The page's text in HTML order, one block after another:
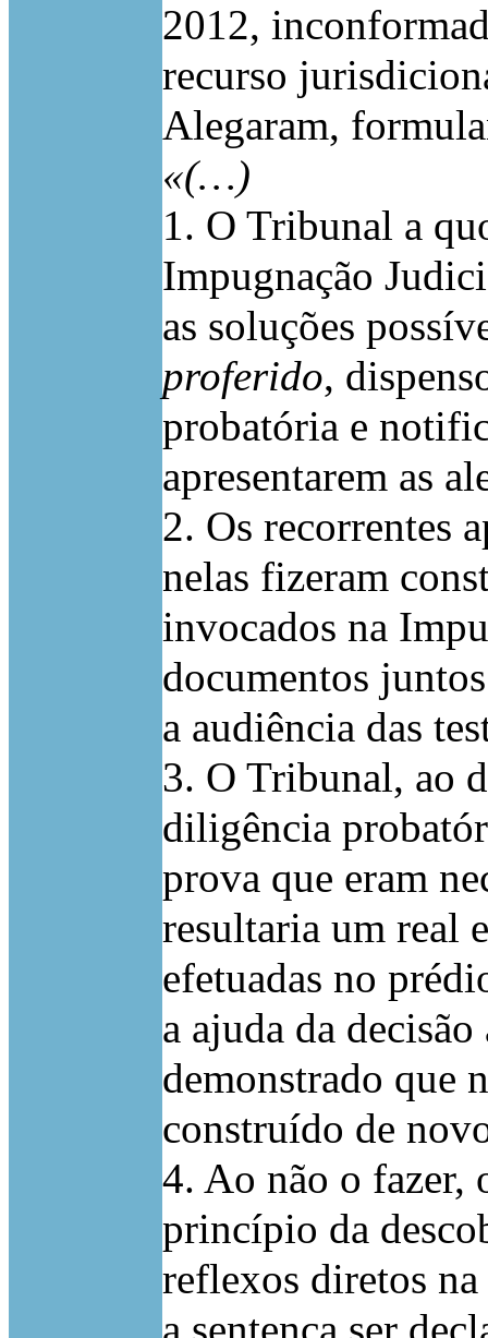
2012,
recurso
Alegaram,
«(…)
1. O Tribunal a
Impugnação
as soluções
proferido,
probatória e
apresentarem as
2. Os recorrentes
nelas fizeram
invocados na
documentos
a audiência das
3. O Tribunal, ao
diligência
prova que eram
resultaria um real
efetuadas no
a ajuda da
demonstrado que
construído de
4. Ao não o
princípio da
reflexos diretos